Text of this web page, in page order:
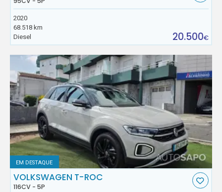
2020
68.518 km
Diesel
20.500€
EM DESTAQUE
VOLKSWAGEN T-ROC
116CV - 5P